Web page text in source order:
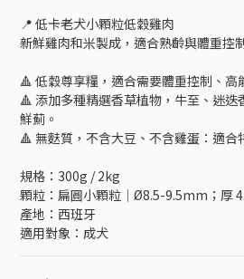
📍 低卡老犬小顆粒低穀雞肉
新鮮雞肉和米製成，適合熟齡與體重控
🔺 低穀尊享糧，適合需要體重控制、高
🔺 添加多種精選香草植物，牛至、迷
鮮薊。
🔺 無麩質，不含大豆、不含雞蛋：適合
規格：300g / 2kg
顆粒：扁圓小顆粒｜Ø8.5-9.5mm；厚
產地：西班牙
適用對象：成犬